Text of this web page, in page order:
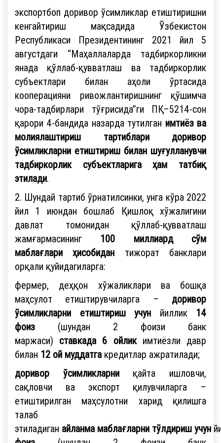
экспортбоп доривор ўсимликлар етиштиришни
кенгайтириш мақсадида Ўзбекистон
Республикаси Президентининг 2021 йил 5
августдаги “Маҳаллаларда тадбиркорликни
янада қўллаб-қувватлаш ва тадбиркорлик
субъектлари билан аҳоли ўртасида
кооперацияни ривожлантиришнинг қўшимча
чора-тадбирлари тўғрисида”ги ПҚ–5214-сон
қарори 4-бандида назарда тутилган имтиёз ва
молиялаштириш тартиблари доривор
ўсимликларни етиштириш билан шуғулланувчи
тадбиркорлик субъектларига ҳам татбиқ
этилади.
2. Шундай тартиб ўрнатилсинки, унга кўра 2022
йил 1 июндан бошлаб Қишлоқ хўжалигини
давлат томонидан қўллаб-қувватлаш
жамғармасининг 100 миллиард сўм
маблағлари ҳисобидан тижорат банклари
орқали қуйидагиларга:
фермер, деҳқон хўжаликлари ва бошқа
маҳсулот етиштирувчиларга – доривор
ўсимликларни етиштириш учун йиллик 14
фоиз (шундан 2 фоизи банк
маржаси) ставкада 6 ойликимтиёзли давр
билан 12 ой муддатгакредитлар ажратилади;
доривор ўсимликларни қайта ишловчи,
сақловчи ва экспорт қилувчиларга –
етиштирилган маҳсулотни харид қилишга
талаб
этиладиган айланма маблағларни тўлдириш учун